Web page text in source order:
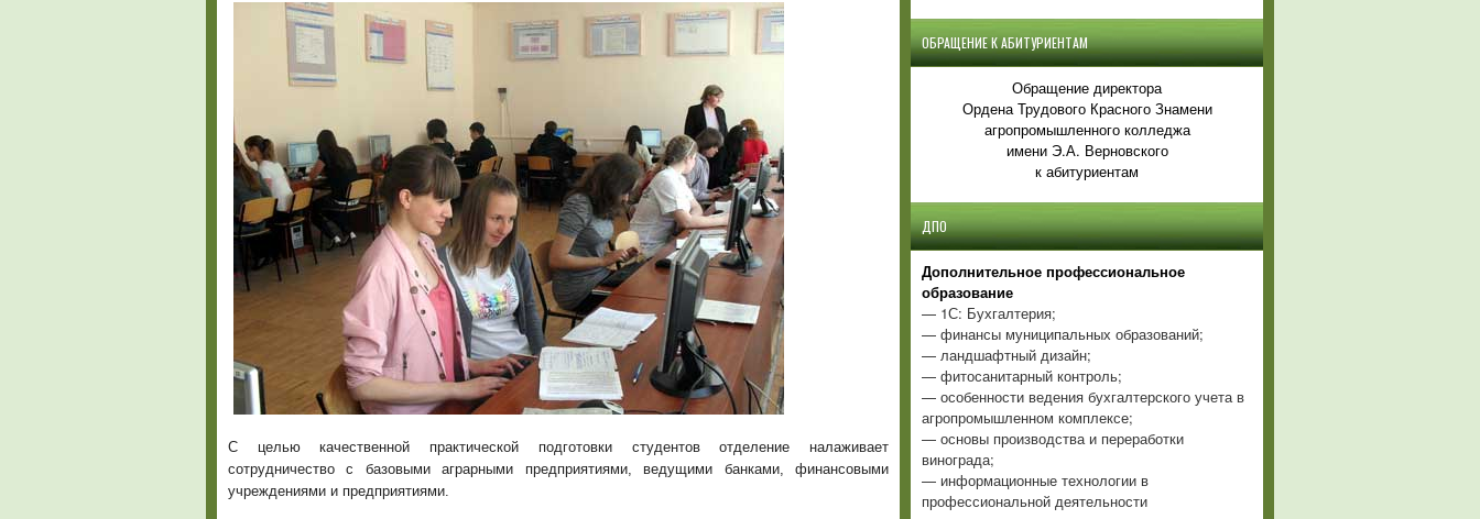
С целью качественной практической подготовки студентов отделение налаживает
сотрудничество с базовыми аграрными предприятиями, ведущими банками, финансовыми
учреждениями и предприятиями.
ОБРАЩЕНИЕ К АБИТУРИЕНТАМ
Обращение директора
Ордена Трудового Красного Знамени
агропромышленного колледжа
имени Э.А. Верновского
к абитуриентам
ДПО
Дополнительное профессиональное
образование
— 1С: Бухгалтерия;
— финансы муниципальных образований;
— ландшафтный дизайн;
— фитосанитарный контроль;
— особенности ведения бухгалтерского учета в
агропромышленном комплексе;
— основы производства и переработки
винограда;
— информационные технологии в
профессиональной деятельности